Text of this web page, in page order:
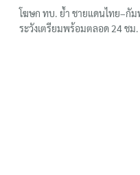
โฆษก ทบ. ย้ำ ชายแดนไทย–กัม
ระวังเตรียมพร้อมตลอด 24 ชม.